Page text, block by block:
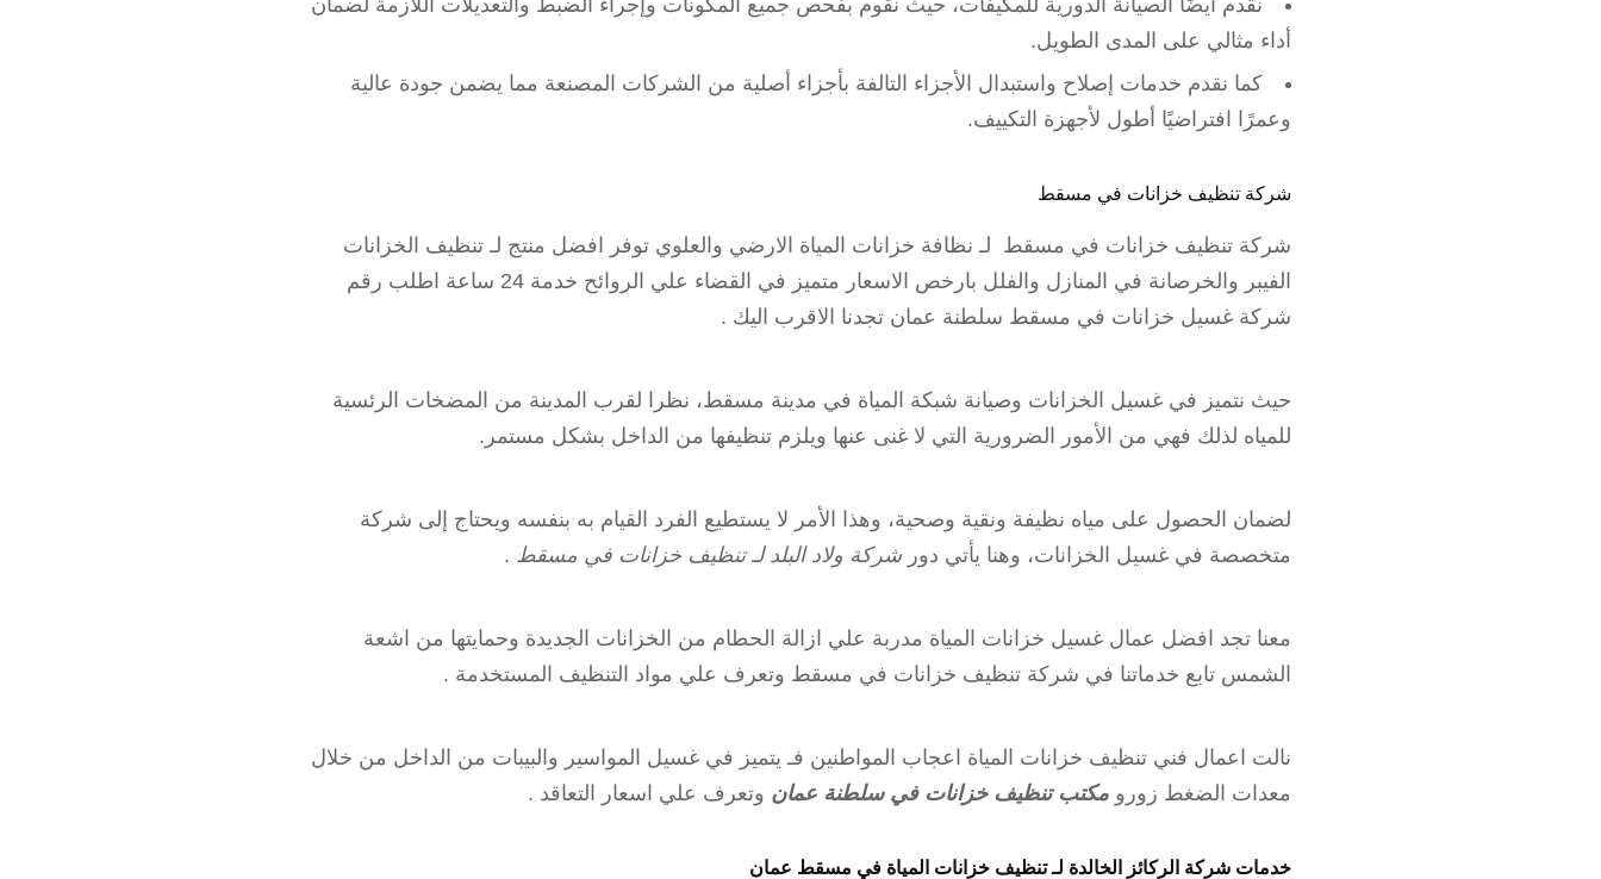
نقدم أيضًا الصيانة الدورية للمكيفات، حيث نقوم بفحص جميع المكونات وإجراء الضبط والتعديلات اللازمة لضمان
أداء مثالي على المدى الطويل.
كما نقدم خدمات إصلاح واستبدال الأجزاء التالفة بأجزاء أصلية من الشركات المصنعة مما يضمن جودة عالية
وعمرًا افتراضيًا أطول لأجهزة التكييف.
شركة تنظيف خزانات في مسقط
شركة تنظيف خزانات في مسقط لـ نظافة خزانات المياة الارضي والعلوي توفر افضل منتج لـ تنظيف الخزانات
الفيبر والخرصانة في المنازل والفلل بارخص الاسعار متميز في القضاء علي الروائح خدمة 24 ساعة اطلب رقم
شركة غسيل خزانات في مسقط سلطنة عمان تجدنا الاقرب اليك .
حيث نتميز في غسيل الخزانات وصيانة شبكة المياة في مدينة مسقط، نظرا لقرب المدينة من المضخات الرئسية
للمياه لذلك فهي من الأمور الضرورية التي لا غنى عنها ويلزم تنظيفها من الداخل بشكل مستمر.
لضمان الحصول على مياه نظيفة ونقية وصحية، وهذا الأمر لا يستطيع الفرد القيام به بنفسه ويحتاج إلى شركة
متخصصة في غسيل الخزانات، وهنا يأتي دورشركة ولاد البلد لـ تنظيف خزانات في مسقط .
معنا تجد افضل عمال غسيل خزانات المياة مدربة علي ازالة الحطام من الخزانات الجديدة وحمايتها من اشعة
الشمس تابع خدماتنا في شركة تنظيف خزانات في مسقط وتعرف علي مواد التنظيف المستخدمة .
نالت اعمال فني تنظيف خزانات المياة اعجاب المواطنين فـ يتميز في غسيل المواسير والبيبات من الداخل من خلال
معدات الضغط زورومكتب تنظيف خزانات في سلطنة عمان وتعرف علي اسعار التعاقد .
خدمات شركة الركائز الخالدة لـ تنظيف خزانات المياة في مسقط عمان